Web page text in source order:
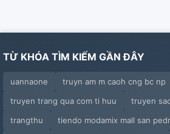
TỪ KHÓA TÌM KIẾM GẦN ĐÂY
uannaone
truyn am m caoh cng bc np
truyen trang qua com ti huu
truyen
trangthu
tiendo modamix mall san